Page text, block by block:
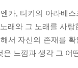
카, 터키의 아라베
래와 그 노래를 사
서 자신의 존재를
은 느낌과 생각 그